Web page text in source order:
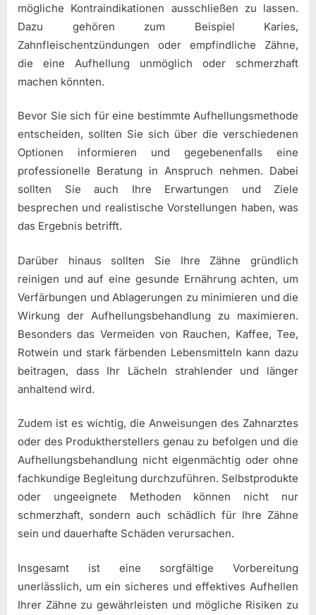
mögliche Kontraindikationen ausschließen zu lassen.
Dazu gehören zum Beispiel Karies,
Zahnfleischentzündungen oder empfindliche Zähne,
die eine Aufhellung unmöglich oder schmerzhaft
machen könnten.
Bevor Sie sich für eine bestimmte Aufhellungsmethode
entscheiden, sollten Sie sich über die verschiedenen
Optionen informieren und gegebenenfalls eine
professionelle Beratung in Anspruch nehmen. Dabei
sollten Sie auch Ihre Erwartungen und Ziele
besprechen und realistische Vorstellungen haben, was
das Ergebnis betrifft.
Darüber hinaus sollten Sie Ihre Zähne gründlich
reinigen und auf eine gesunde Ernährung achten, um
Verfärbungen und Ablagerungen zu minimieren und die
Wirkung der Aufhellungsbehandlung zu maximieren.
Besonders das Vermeiden von Rauchen, Kaffee, Tee,
Rotwein und stark färbenden Lebensmitteln kann dazu
beitragen, dass Ihr Lächeln strahlender und länger
anhaltend wird.
Zudem ist es wichtig, die Anweisungen des Zahnarztes
oder des Produktherstellers genau zu befolgen und die
Aufhellungsbehandlung nicht eigenmächtig oder ohne
fachkundige Begleitung durchzuführen. Selbstprodukte
oder ungeeignete Methoden können nicht nur
schmerzhaft, sondern auch schädlich für Ihre Zähne
sein und dauerhafte Schäden verursachen.
Insgesamt ist eine sorgfältige Vorbereitung
unerlässlich, um ein sicheres und effektives Aufhellen
Ihrer Zähne zu gewährleisten und mögliche Risiken zu